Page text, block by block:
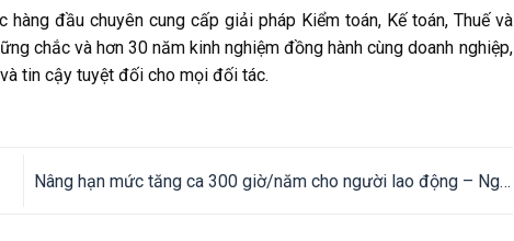
đầu chuyên cung cấp giải pháp Kiểm toán, Kế toán, Thuế và
chắc và hơn 30 năm kinh nghiệm đồng hành cùng doanh nghiệp,
tin cậy tuyệt đối cho mọi đối tác.
Nâng hạn mức tăng ca 300 giờ/năm cho người lao động – Nghị